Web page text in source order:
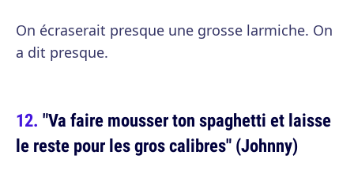
On écraserait presque une grosse larmiche. On
a dit presque.
"Va faire mousser ton spaghetti et laisse
le reste pour les gros calibres" (Johnny)